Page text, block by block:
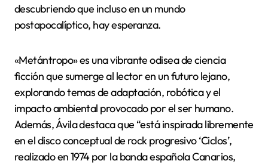
descubriendo que incluso en un mundo
postapocalíptico, hay esperanza.
«Metántropo» es una vibrante odisea de ciencia
ficción que sumerge al lector en un futuro lejano,
explorando temas de adaptación, robótica y el
impacto ambiental provocado por el ser humano.
Además, Ávila destaca que “está inspirada libremente
en el disco conceptual de rock progresivo ‘Ciclos’,
realizado en 1974 por la banda española Canarios,